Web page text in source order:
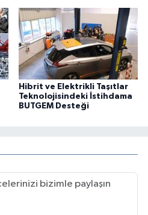
Hibrit ve Elektrikli Taşıtlar
Teknolojisindeki İstihdama
BUTGEM Desteği